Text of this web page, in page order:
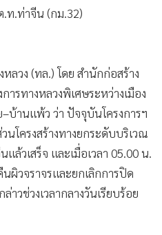
.ท.ท่าจีน (กม.32)
ลวง (ทล.) โดย สำนักก่อสร้าง
ารทางหลวงพิเศษระหว่างเมือง
บ้านแพ้ว ว่า ปัจจุบันโครงการฯ
โครงสร้างทางยกระดับบริเวณ
วเสร็จ และเมื่อเวลา 05.00 น.
ผิวจราจรและยกเลิกการปิด
าวช่วงเวลากลางวันเรียบร้อย